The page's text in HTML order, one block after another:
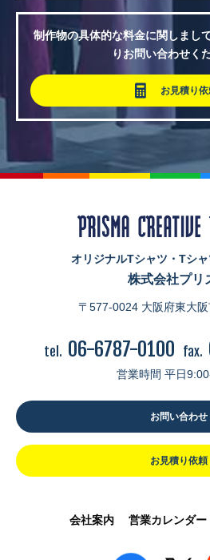
制作物の具体的な料金に関しまし
りお問い合わせく
お見積り依
オリジナルTシャツ・Tシ
株式会社プリ
〒577-0024 大阪府東大
tel. 06-6787-0100 fax.
営業時間 平日
お問い合わせ
お見積り依頼
会社案内 営業カレンダー